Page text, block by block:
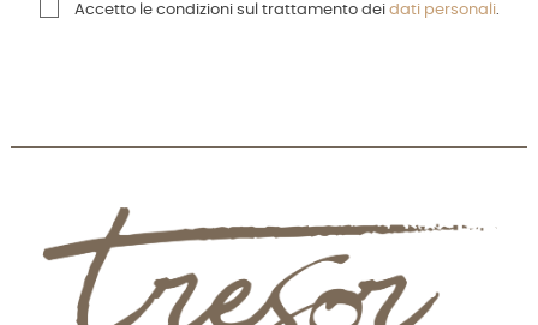
Accetto le condizioni sul trattamento dei dati personali.